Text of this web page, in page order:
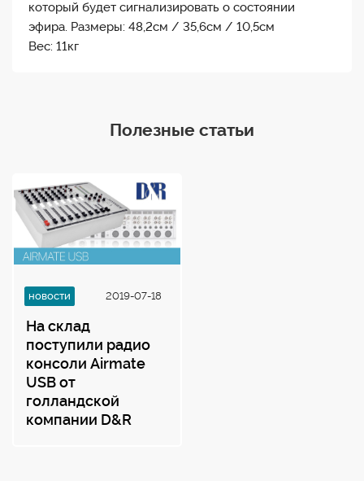
который будет сигнализировать о состоянии
эфира. Размеры: 48,2см / 35,6см / 10,5см
Вес: 11кг
Полезные статьи
новости 2019-07-18
На склад
поступили радио
консоли Airmate
USB от
голландской
компании D&R